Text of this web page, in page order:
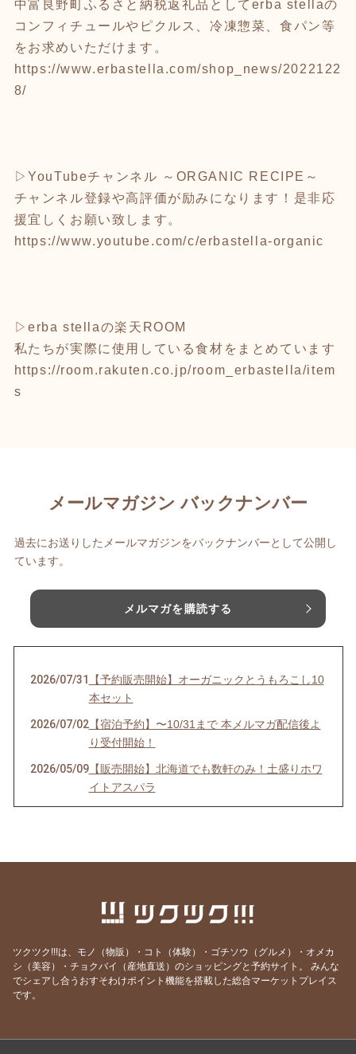
中富良野町ふるさと納税返礼品としてerba stellaの
コンフィチュールやピクルス、冷凍惣菜、食パン等
をお求めいただけます。
https://www.erbastella.com/shop_news/2022122
8/
▷YouTubeチャンネル ～ORGANIC RECIPE～
チャンネル登録や高評価が励みになります！是非応
援宜しくお願い致します。
https://www.youtube.com/c/erbastella-organic
▷erba stellaの楽天ROOM
私たちが実際に使用している食材をまとめています
https://room.rakuten.co.jp/room_erbastella/item
s
メールマガジン バックナンバー
過去にお送りしたメールマガジンをバックナンバーとして公開し
ています。
メルマガを購読する
2026/07/31
【予約販売開始】オーガニックとうもろこし10
本セット
2026/07/02【宿泊予約】〜10/31まで 本メルマガ配信後よ
り受付開始！
2026/05/09【販売開始】北海道でも数軒のみ！土盛りホワ
イトアスパラ
想いのふるさと納税
を特別価格で
2025/12/13 【再案内】冷凍惣菜、年内発送まだ間に合いま
販売開始
ツクツク!!!は、モノ（物販）・コト（体験）・ゴチソウ（グルメ）・オメカ
シ（美容）・チョクバイ（産地直送）のショッピングと予約サイト。
みんな
でシェアし合うおすそわけポイント機能を搭載した総合マーケットプレイス
です。